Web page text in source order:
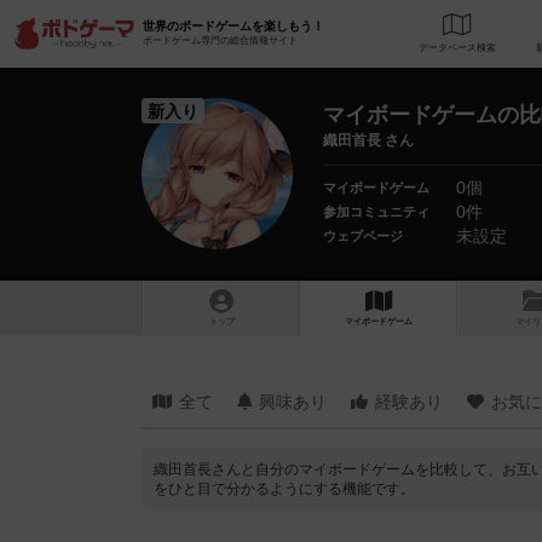
世界のボードゲームを楽しもう！
ボードゲーム専門の総合情報サイト
データベース
新入り マイボードゲームの
織田首長 さん
マイボードゲーム 0個
参加コミュニティ 0件
ウェブページ 未設定
トップ マイボードゲーム マイリ
全て 興味あり 経験あり お気
織田首長さんと自分のマイボードゲームを比較して、お互
をひと目で分かるようにする機能です。